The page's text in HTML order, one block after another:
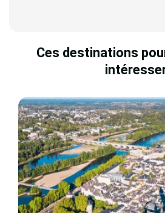
Ces destinations